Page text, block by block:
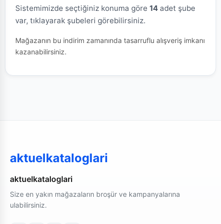
Sistemimizde seçtiğiniz konuma göre 14 adet şube
var, tıklayarak şubeleri görebilirsiniz.
Mağazanın bu indirim zamanında tasarruflu alışveriş imkanı
kazanabilirsiniz.
aktuelkataloglari
aktuelkataloglari
Size en yakın mağazaların broşür ve kampanyalarına
ulabilirsiniz.